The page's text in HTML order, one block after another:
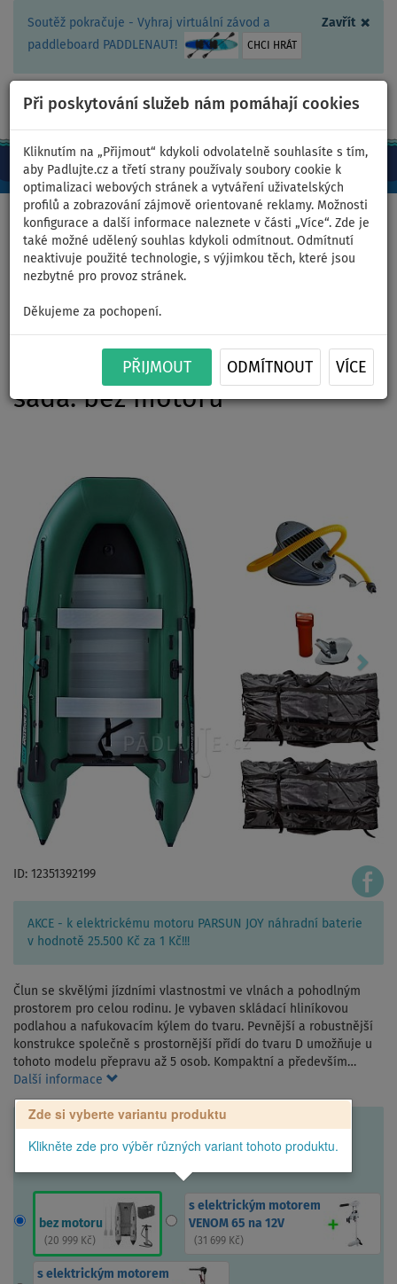
Zavřít ×
Soutěž pokračuje - Vyhraj virtuální závod a
paddleboard PADDLENAUT!
CHCI HRÁT
Při poskytování služeb nám pomáhají cookies
Kliknutím na „Přijmout“ kdykoli odvolatelně souhlasíte s tím,
aby Padlujte.cz a třetí strany používaly soubory cookie k
optimalizaci webových stránek a vytváření uživatelských
profilů a zobrazování zájmově orientované reklamy. Možnosti
konfigurace a další informace naleznete v části „Více“. Zde je
také možné udělený souhlas kdykoli odmítnout. Odmítnutí
neaktivuje použité technologie, s výjimkou těch, které jsou
nezbytné pro provoz stránek.
Děkujeme za pochopení.
PŘIJMOUT ODMÍTNOUT VÍCE
CZ/Kč +420 467 409 090 0ks
Domů >Čluny a motory
Člun GLADIATOR CLASSIC
B370AL green - nafukovací
člun s hliníkovou podlahou -
sada: bez motoru
ID: 12351392199
AKCE - k elektrickému motoru PARSUN JOY náhradní baterie
v hodnotě 25.500 Kč za 1 Kč!!!
Člun se skvělými jízdními vlastnostmi ve vlnách a pohodlným
prostorem pro celou rodinu. Je vybaven skládací hliníkovou
podlahou a nafukovacím kýlem do tvaru. Pevnější a robustnější
konstrukce společně s prostornější přídí do tvaru D umožňuje u
tohoto modelu přepravu až 5 osob. Kompaktní a především…
Další informace
Zde si vyberte variantu produktu
Klikněte zde pro výběr různých variant tohoto produktu.
bez motoru
(20 999 Kč)
s elektrickým motorem
VENOM 65 na 12V
(31 699 Kč)
s elektrickým motorem